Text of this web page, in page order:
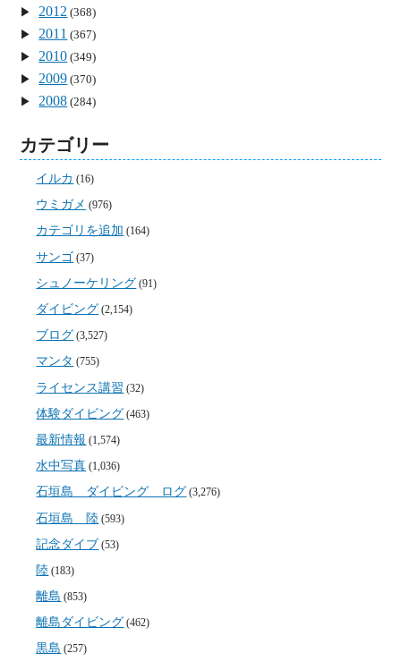
2012 (368)
2011 (367)
2010 (349)
2009 (370)
2008 (284)
カテゴリー
イルカ (16)
ウミガメ (976)
カテゴリを追加 (164)
サンゴ (37)
シュノーケリング (91)
ダイビング (2,154)
ブログ (3,527)
マンタ (755)
ライセンス講習 (32)
体験ダイビング (463)
最新情報 (1,574)
水中写真 (1,036)
石垣島 ダイビング ログ (3,276)
石垣島 陸 (593)
記念ダイブ (53)
陸 (183)
離島 (853)
離島ダイビング (462)
黒島 (257)